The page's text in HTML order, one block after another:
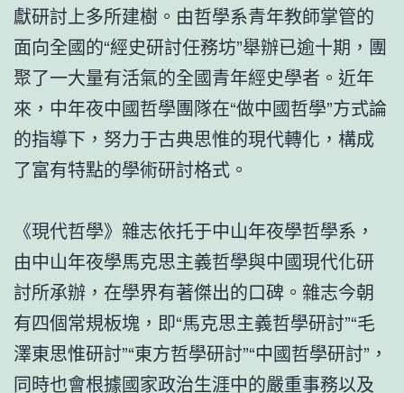
獻研討上多所建樹。由哲學系青年教師掌管的
面向全國的“經史研討任務坊”舉辦已逾十期，團
聚了一大量有活氣的全國青年經史學者。近年
來，中年夜中國哲學團隊在“做中國哲學”方式論
的指導下，努力于古典思惟的現代轉化，構成
了富有特點的學術研討格式。
《現代哲學》雜志依托于中山年夜學哲學系，
由中山年夜學馬克思主義哲學與中國現代化研
討所承辦，在學界有著傑出的口碑。雜志今朝
有四個常規板塊，即“馬克思主義哲學研討”“毛
澤東思惟研討”“東方哲學研討”“中國哲學研討”，
同時也會根據國家政治生涯中的嚴重事務以及